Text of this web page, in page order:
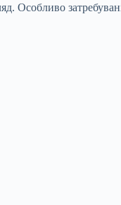
Особливо